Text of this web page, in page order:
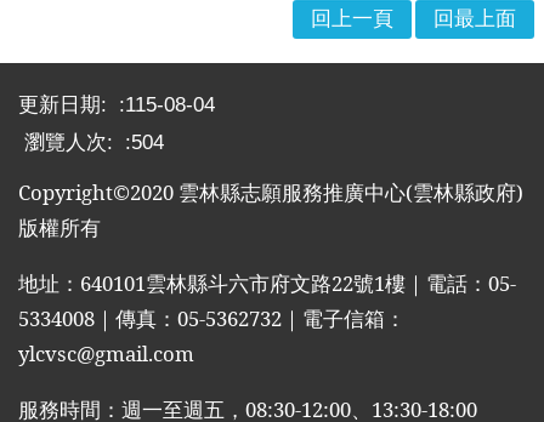
區
表
單
載
志
工
招
募
動
回上一頁 回最上面
更新日期:
115-08-04
瀏覽人次:
504
Copyright©2020 雲林縣志願服務推廣中心(雲林縣政府)
版權所有
地址： 640101雲林縣斗六市府文路22號1樓｜電話： 05-
5334008 ｜傳真： 05-5362732 ｜電子信箱：
ylcvsc@gmail.com
服務時間：週一至週五， 08:30-12:00、 13:30-18:00